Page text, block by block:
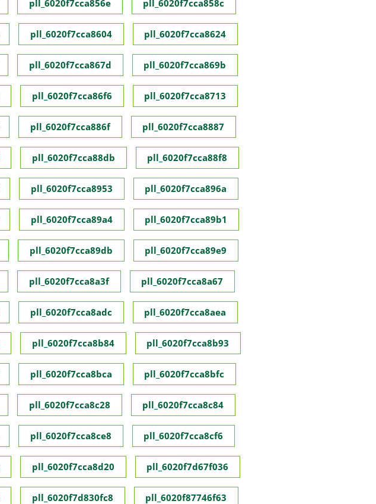
pll_6020f7cca856e pll_6020f7cca858c
pll_6020f7cca8604 pll_6020f7cca8624
pll_6020f7cca867d pll_6020f7cca869b
pll_6020f7cca86f6 pll_6020f7cca8713
pll_6020f7cca886f pll_6020f7cca8887
pll_6020f7cca88db pll_6020f7cca88f8
pll_6020f7cca8953 pll_6020f7cca896a
pll_6020f7cca89a4 pll_6020f7cca89b1
pll_6020f7cca89db pll_6020f7cca89e9
pll_6020f7cca8a3f pll_6020f7cca8a67
pll_6020f7cca8adc pll_6020f7cca8aea
pll_6020f7cca8b84 pll_6020f7cca8b93
pll_6020f7cca8bca pll_6020f7cca8bfc
pll_6020f7cca8c28 pll_6020f7cca8c84
pll_6020f7cca8ce8 pll_6020f7cca8cf6
pll_6020f7cca8d20 pll_6020f7d67f036
pll_6020f7d830fc8 pll_6020f87746f63